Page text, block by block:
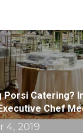
Porsi Catering?
Chef
4, 2019